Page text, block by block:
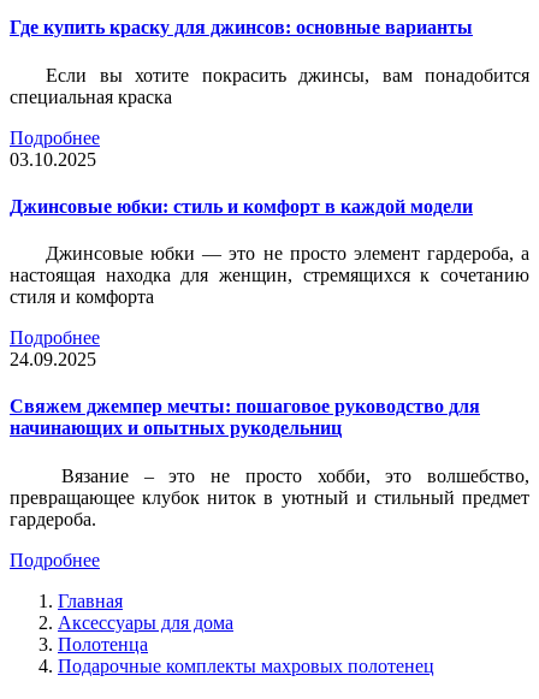
Где купить краску для джинсов: основные варианты
Если вы хотите покрасить джинсы, вам понадобится
специальная краска
Подробнее
03.10.2025
Джинсовые юбки: стиль и комфорт в каждой модели
Джинсовые юбки — это не просто элемент гардероба, а
настоящая находка для женщин, стремящихся к сочетанию
стиля и комфорта
Подробнее
24.09.2025
Свяжем джемпер мечты: пошаговое руководство для
начинающих и опытных рукодельниц
Вязание – это не просто хобби, это волшебство,
превращающее клубок ниток в уютный и стильный предмет
гардероба.
Подробнее
Главная
Аксессуары для дома
Полотенца
Подарочные комплекты махровых полотенец